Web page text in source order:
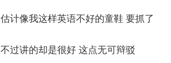
估计像我这样英语不好的童鞋 要抓了
不过讲的却是很好 这点无可辩驳